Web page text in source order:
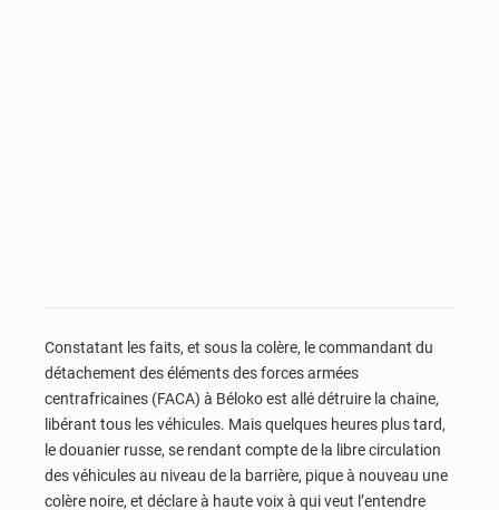
Constatant les faits, et sous la colère, le commandant du
détachement des éléments des forces armées
centrafricaines (FACA) à Béloko est allé détruire la chaine,
libérant tous les véhicules. Mais quelques heures plus tard,
le douanier russe, se rendant compte de la libre circulation
des véhicules au niveau de la barrière, pique à nouveau une
colère noire, et déclare à haute voix à qui veut l’entendre